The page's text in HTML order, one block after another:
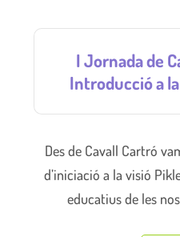
I Jornada de
Introducció a
Des de Cavall Cartró
d’iniciació a la visió
educatius de les